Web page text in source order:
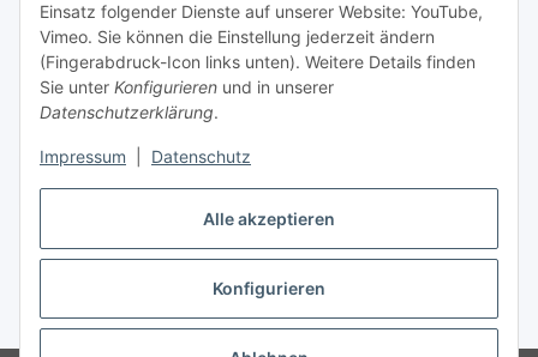
Alle akzeptieren
Konfigurieren
Einsatz folgender Dienste auf unserer Website: YouTube,
Vimeo. Sie können die Einstellung jederzeit ändern
(Fingerabdruck-Icon links unten). Weitere Details finden
Sie unter Konfigurieren und in unserer
Datenschutzerklärung.
Impressum Datenschutz
Informationen
Gesetzliche Informationen
* Alle Preise inkl. gesetzlicher USt., zzgl.Versand